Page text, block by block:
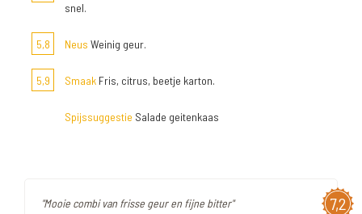
snel.
5,8 Neus Weinig geur.
5,9 Smaak Fris, citrus, beetje karton.
Spijssuggestie Salade geitenkaas
7,2
"Mooie combi van frisse geur en fijne bitter"